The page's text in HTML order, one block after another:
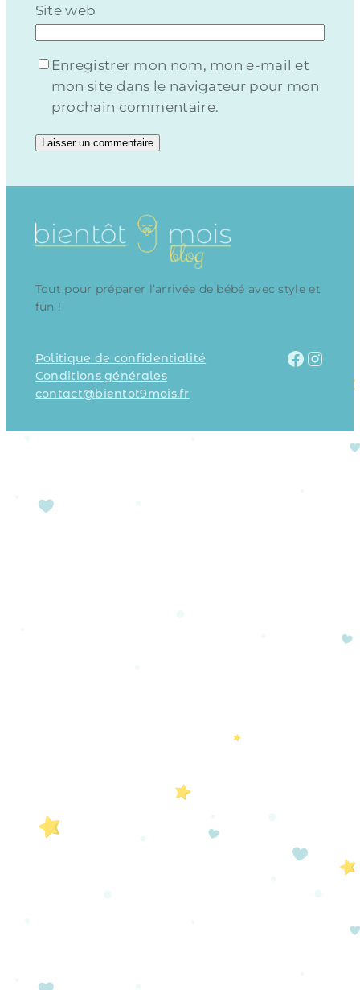
Site web
Enregistrer mon nom, mon e-mail et
mon site dans le navigateur pour mon
prochain commentaire.
Tout pour préparer l’arrivée de bébé avec style et
fun !
Politique de confidentialité
Conditions générales
contact@bientot9mois.fr
Facebook Instagram